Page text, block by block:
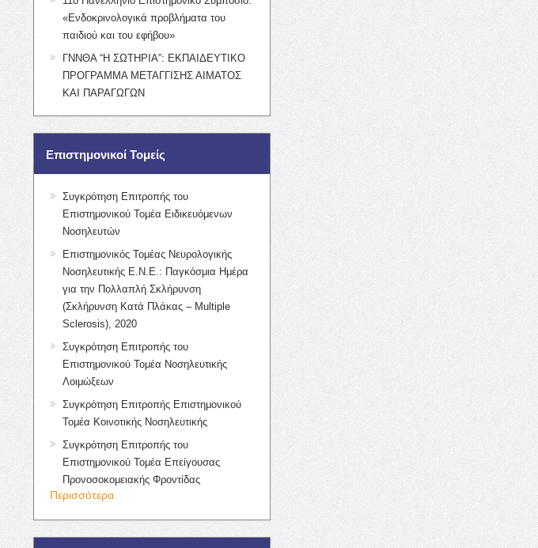
«Ενδοκρινολογικά προβλήματα του
παιδιού και του εφήβου»
ΓΝΝΘΑ “Η ΣΩΤΗΡΙΑ”: ΕΚΠΑΙΔΕΥΤΙΚΟ
ΠΡΟΓΡΑΜΜΑ ΜΕΤΑΓΓΙΣΗΣ ΑΙΜΑΤΟΣ
ΚΑΙ ΠΑΡΑΓΩΓΩΝ
Επιστημονικοί Τομείς
Συγκρότηση Επιτροπής του
Επιστημονικού Τομέα Ειδικευόμενων
Νοσηλευτών
Επιστημονικός Τομέας Νευρολογικής
Νοσηλευτικής Ε.Ν.Ε.: Παγκόσμια Ημέρα
για την Πολλαπλή Σκλήρυνση
(Σκλήρυνση Κατά Πλάκας – Multiple
Sclerosis), 2020
Συγκρότηση Επιτροπής του
Επιστημονικού Τομέα Νοσηλευτικής
Λοιμώξεων
Συγκρότηση Επιτροπής Επιστημονικού
Τομέα Κοινοτικής Νοσηλευτικής
Συγκρότηση Επιτροπής του
Επιστημονικού Τομέα Επείγουσας
Προνοσοκομειακής Φροντίδας
Περισσότερα